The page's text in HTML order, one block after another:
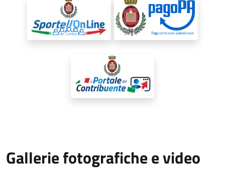
Gallerie fotografiche e video